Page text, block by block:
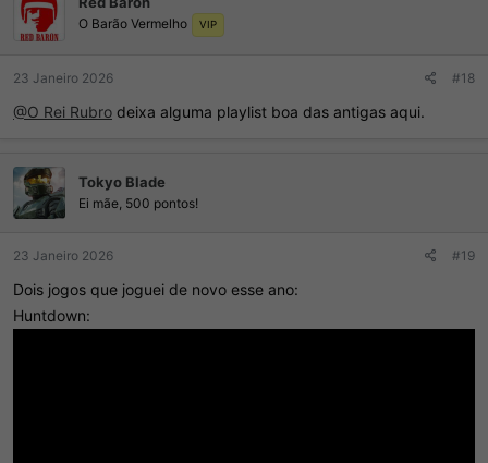
õ
e
s
O Barão Vermelho VIP
23 Janeiro 2026 #18
@O Rei Rubro deixa alguma playlist boa das antigas aqui.
Tokyo Blade
Ei mãe, 500 pontos!
23 Janeiro 2026 #19
Dois jogos que joguei de novo esse ano:
Huntdown: